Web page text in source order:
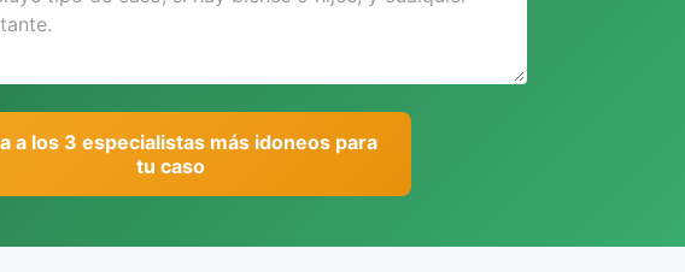
a los 3 especialistas más idoneos para
tu caso